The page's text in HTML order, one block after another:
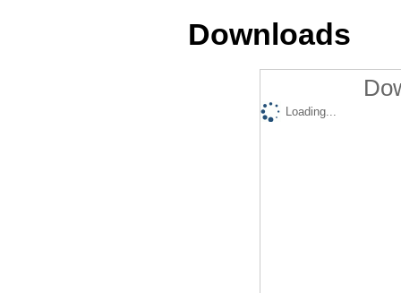
Downloads
Loading...